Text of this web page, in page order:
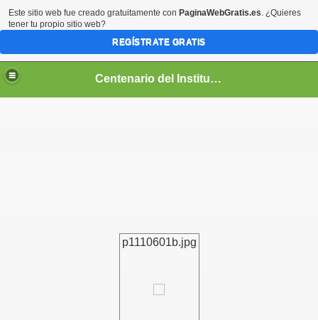
Centenario del Instituto Nacional de Panamá
p1110601b.jpg
Este sitio web fue creado gratuitamente con PaginaWebGratis.es. ¿Quieres
tener tu propio sitio web?
REGÍSTRATE GRATIS